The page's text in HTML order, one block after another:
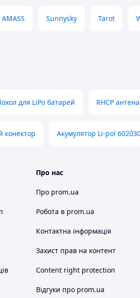
AMASS Sunnysky Tarot
для LiPo батарей RHCP
конектор Акумулятор Li-pol
Про нас
Про prom.ua
Робота в prom.ua
Контактна інформація
Захист прав на контент
Content right protection
Відгуки про prom.ua